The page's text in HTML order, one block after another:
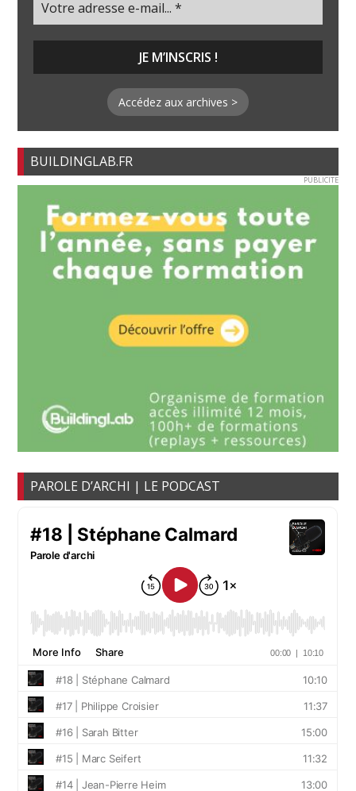
Accédez aux archives >
BUILDINGLAB.FR
PUBLICITE
PAROLE D’ARCHI | LE PODCAST